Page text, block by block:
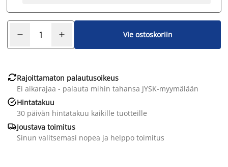
Vie ostoskoriin
Rajoittamaton palautusoikeus
Ei aikarajaa - palauta mihin tahansa JYSK-myymälään
Hintatakuu
30 päivän hintatakuu kaikille tuotteille
Joustava toimitus
Sinun valitsemasi nopea ja helppo toimitus